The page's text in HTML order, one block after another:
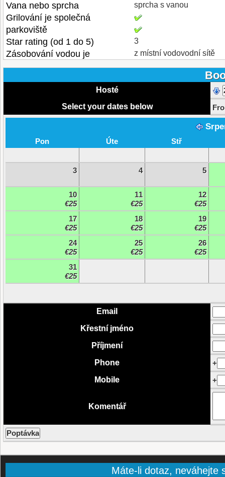
Vana nebo sprcha
sprcha s vanou
Grilování je společná
parkoviště
Star rating (od 1 do 5)
3
Zásobování vodou je z místní vodovodní sítě
Hosté
Select your dates below
Pon Úte Stř
3 4 5
10
€25
11
€25
12
€25
17
€25
18
€25
19
€25
24
€25
25
€25
26
€25
31
€25
Email
Křestní jméno
Příjmení
Phone
+
Mobile
+
Komentář
Máte-li dotaz, neváhejte